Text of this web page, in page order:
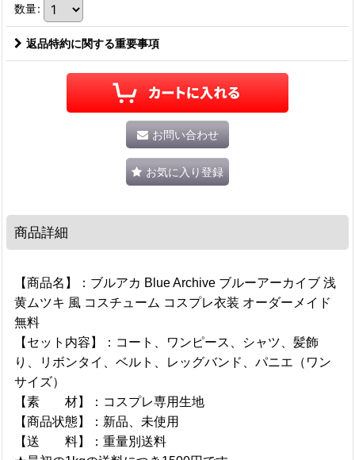
数量:
返品特約に関する重要事項
お問い合わせ
お気に入り登録
商品詳細
【商品名】：ブルアカ Blue Archive ブルーアーカイブ 浅
黄ムツキ 風 コスチューム コスプレ衣装 オーダーメイド
無料
【セット内容】：コート、ワンピース、シャツ、髪飾
り、リボンタイ、ベルト、レッグバンド、パニエ（ワン
サイズ）
【素 材】：コスプレ専用生地
【商品状態】：新品、未使用
【送 料】：重量別送料